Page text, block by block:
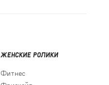
ЖЕНСКИЕ РОЛИКИ
Фитнес